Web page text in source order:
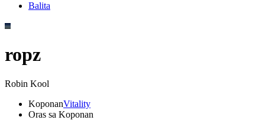
Balita
ropz
Robin Kool
KoponanVitality
Oras sa Koponan